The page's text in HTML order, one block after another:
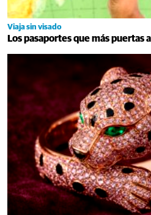
Viaja sin visado
Los pasaportes que más puertas